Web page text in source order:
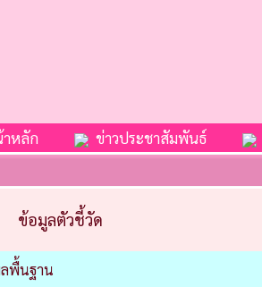
หลัก ข่าวประชาสัมพันธ์
ข้อมูลตัวชี้วัด
พื้นฐาน